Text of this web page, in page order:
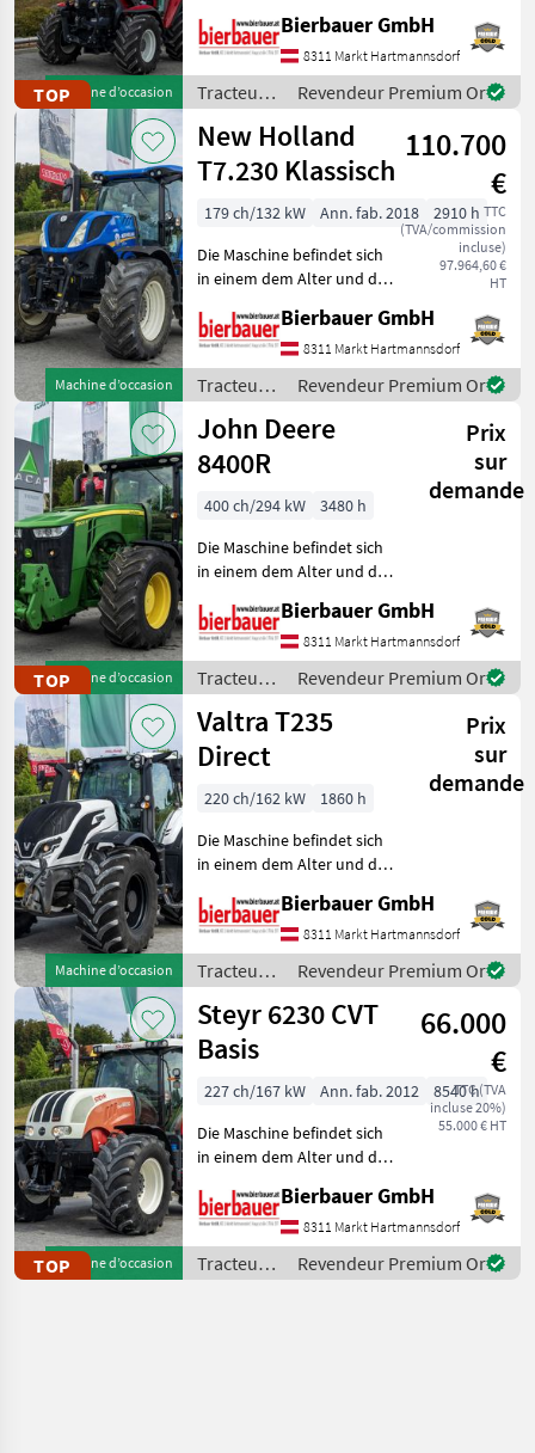
TOPMachine d’occasion
Zustand und kann nach
telefonischer Vereinbarung
gerne vor Ort besichtigt
und geprüft we
Bierbauer GmbH
8311 Markt Hartmannsdorf
Tracteurs
/ Lindner
Revendeur Premium Or
Machine d’occasion
New Holland
T7.230 Klassisch
110.700
€
TTC
(TVA/commission
incluse)
97.964,60 €
HT
179 ch/132 kW Ann. fab. 2018
2910 h
Die Maschine befindet sich
in einem dem Alter und der
Zustand und kann nach
telefonischer Vereinbarung
gerne vor Ort besichtigt
und geprüft we
Bierbauer GmbH
8311 Markt Hartmannsdorf
Tracteurs
/ New
Holland
Revendeur Premium Or
TOPMachine d’occasion
John Deere
8400R
Prix
sur
demande
400 ch/294 kW
3480 h
Die Maschine befindet sich
in einem dem Alter und der
Zustand und kann nach
telefonischer Vereinbarung
gerne vor Ort besichtigt
und geprüft we
Bierbauer GmbH
8311 Markt Hartmannsdorf
Tracteurs
/ John
Deere
Revendeur Premium Or
Machine d’occasion
Valtra T235
Direct
Prix
sur
demande
220 ch/162 kW
1860 h
Die Maschine befindet sich
in einem dem Alter und der
Zustand und kann nach
telefonischer Vereinbarung
gerne vor Ort besichtigt
und geprüft we
Bierbauer GmbH
8311 Markt Hartmannsdorf
Tracteurs
/ Valtra
Revendeur Premium Or
TOPMachine d’occasion
Steyr 6230 CVT
Basis
66.000
€
TTC (TVA
incluse 20%)
55.000 € HT
227 ch/167 kW Ann. fab. 2012
8540 h
Die Maschine befindet sich
in einem dem Alter und der
Zustand und kann nach
telefonischer Vereinbarung
gerne vor Ort besichtigt
und geprüft we
Bierbauer GmbH
8311 Markt Hartmannsdorf
Tracteurs
/ Steyr
Revendeur Premium Or